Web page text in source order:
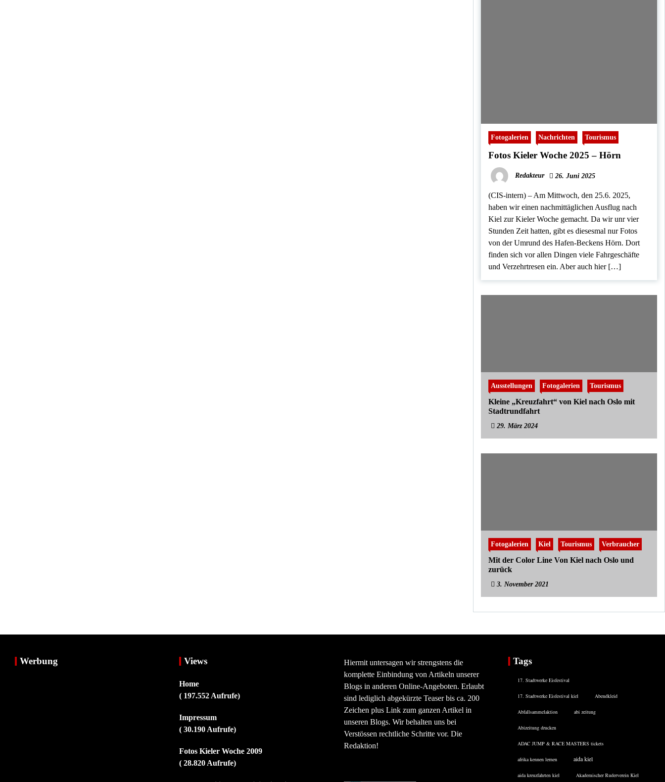
Fotogalerien Nachrichten Tourismus
Fotos Kieler Woche 2025 – Hörn
Redakteur 26. Juni 2025
(CIS-intern) – Am Mittwoch, den 25.6. 2025,
haben wir einen nachmittäglichen Ausflug nach
Kiel zur Kieler Woche gemacht. Da wir unr vier
Stunden Zeit hatten, gibt es diesesmal nur Fotos
von der Umrund des Hafen-Beckens Hörn. Dort
finden sich vor allen Dingen viele Fahrgeschäfte
und Verzehrtresen ein. Aber auch hier […]
Ausstellungen Fotogalerien Tourismus
Kleine „Kreuzfahrt“ von Kiel nach Oslo mit
Stadtrundfahrt
29. März 2024
Fotogalerien Kiel Tourismus Verbraucher
Mit der Color Line Von Kiel nach Oslo und
zurück
3. November 2021
Werbung Views
Home
( 197.552 Aufrufe)
Impressum
( 30.190 Aufrufe)
Fotos Kieler Woche 2009
( 28.820 Aufrufe)
Hiermit untersagen wir strengstens die
komplette Einbindung von Artikeln unserer
Blogs in anderen Online-Angeboten. Erlaubt
sind lediglich abgekürzte Teaser bis ca. 200
Zeichen plus Link zum ganzen Artikel in
unseren Blogs. Wir behalten uns bei
Verstössen rechtliche Schritte vor. Die
Redaktion!
Tags
17. Stadtwerke Eisfestival
17. Stadtwerke Eisfestival kiel Abendkleid
Abfallsammelaktion abi zeitung
Abizeitung drucken
ADAC JUMP & RACE MASTERS tickets
afrika kennen lernen aida kiel
aida kreuzfahrten kiel Akademischer Ruderverein Kiel